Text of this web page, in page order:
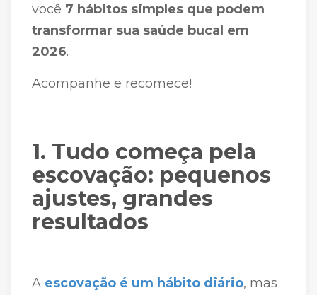
você 7 hábitos simples que podem
transformar sua saúde bucal em
2026.
Acompanhe e recomece!
1. Tudo começa pela
escovação: pequenos
ajustes, grandes
resultados
A escovação é um hábito diário, mas